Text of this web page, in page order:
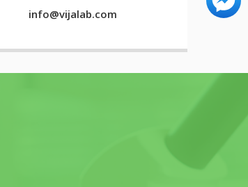
info@vijalab.com